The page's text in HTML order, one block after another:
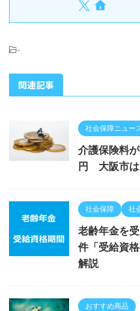
-
関連記事
社会保障ニュー
介護保険料
円 大阪市は
社会保障 社
老齢年金を
件「受給資
解説
おすすめ商品